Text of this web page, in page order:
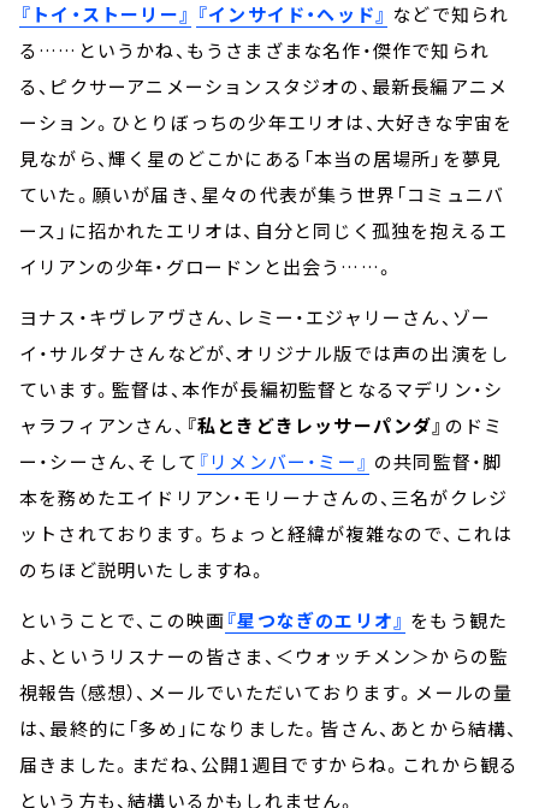
『トイ・ストーリー』 『インサイド・ヘッド』 などで知られ
る……というかね、もうさまざまな名作・傑作で知られ
る、ピクサーアニメーションスタジオの、最新長編アニメ
ーション。ひとりぼっちの少年エリオは、大好きな宇宙を
見ながら、輝く星のどこかにある「本当の居場所」を夢見
ていた。願いが届き、星々の代表が集う世界「コミュニバ
ース」に招かれたエリオは、自分と同じく孤独を抱えるエ
イリアンの少年・グロードンと出会う……。
ヨナス・キヴレアヴさん、レミー・エジャリーさん、ゾー
イ・サルダナさんなどが、オリジナル版では声の出演をし
ています。監督は、本作が長編初監督となるマデリン・シ
ャラフィアンさん、 『私ときどきレッサーパンダ』 のドミ
ー・シーさん、そして 『リメンバー・ミー』 の共同監督・脚
本を務めたエイドリアン・モリーナさんの、三名がクレジ
ットされております。ちょっと経緯が複雑なので、これは
のちほど説明いたしますね。
ということで、この映画『星つなぎのエリオ』 をもう観た
よ、というリスナーの皆さま、＜ウォッチメン＞からの監
視報告（感想）、メールでいただいております。メールの量
は、最終的に「多め」になりました。皆さん、あとから結構、
届きました。まだね、公開1週目ですからね。これから観る
という方も、結構いるかもしれません。